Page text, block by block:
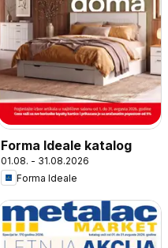
Forma Ideale katalog
01.08. - 31.08.2026
Forma Ideale